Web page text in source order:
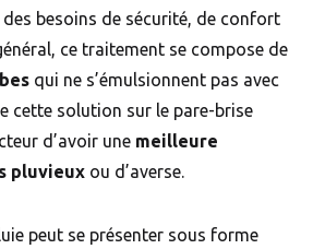
besoins de sécurité, de confort
ce traitement se compose de
qui ne s’émulsionnent pas avec
cette solution sur le pare-brise
d’avoir une meilleure
pluvieux ou d’averse.
peut se présenter sous forme